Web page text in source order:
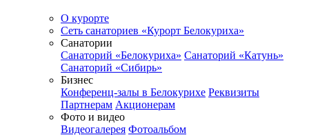
О курорте
Сеть санаториев «Курорт Белокуриха»
Санатории
Санаторий «Белокуриха» Санаторий «Катунь»
Санаторий «Сибирь»
Бизнес
Конференц-залы в Белокурихе Реквизиты
Партнерам Акционерам
Фото и видео
Видеогалерея Фотоальбом